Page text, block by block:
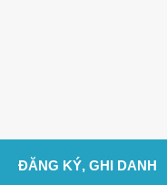
ĐĂNG KÝ, GHI DANH